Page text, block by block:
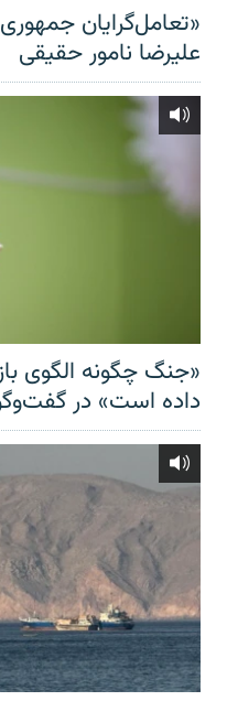
«تعامل‌گرایان
علیرضا نامور حقیقی
«جنگ چگونه الگوی
داده است» در گفت‌وگو